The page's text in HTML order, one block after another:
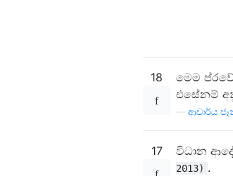
18
මෙම
එසේනම්
ආචාර්ය
17 විධාන
2013) .